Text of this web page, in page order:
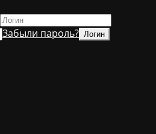
Забыли пароль?